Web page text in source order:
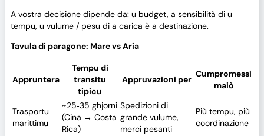
A vostra decisione dipende da: u budget, a sensibilità di u
tempu, u vulume / pesu di a carica è a destinazione.
Tavula di paragone: Mare vs Aria
Appruntera
Tempu di
transitu
tipicu
Appruvazioni per
Cumpromessi
maiò
Trasportu
marittimu
~25‑35 ghjorni
(Cina → Costa
Rica)
Spedizioni di
grande vulume,
merci pesanti
Più tempu, più
coordinazione